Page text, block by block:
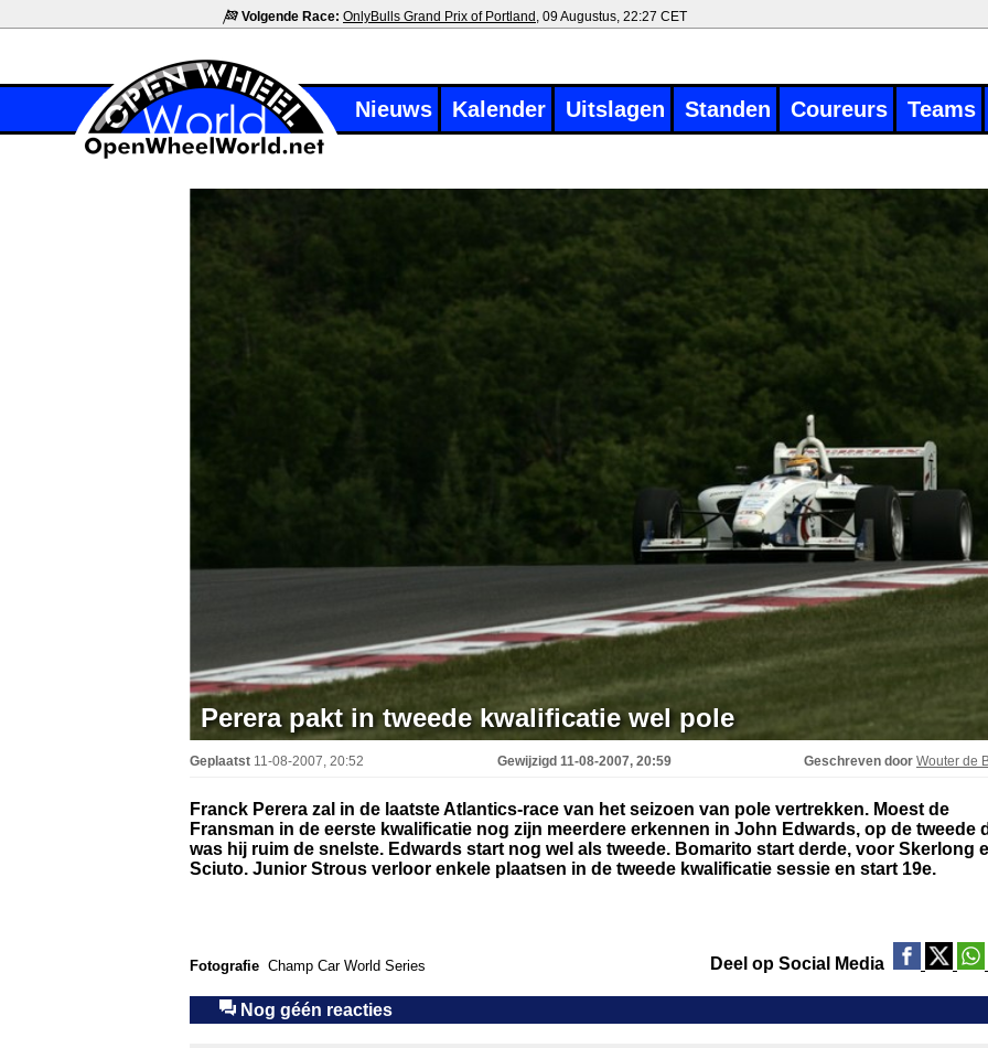
Volgende Race: OnlyBulls Grand Prix of Portland , 09 Augustus, 22:27 CET
Nieuws Kalender Uitslagen Standen Coureurs Teams
Perera pakt in tweede kwalificatie wel pole
Geplaatst 11-08-2007, 20:52 Gewijzigd 11-08-2007, 20:59 Geschreven door Wouter de
Franck Perera zal in de laatste Atlantics-race van het seizoen van pole vertrekken. Moest de
Fransman in de eerste kwalificatie nog zijn meerdere erkennen in John Edwards, op de tweede
was hij ruim de snelste. Edwards start nog wel als tweede. Bomarito start derde, voor Skerlong
Sciuto. Junior Strous verloor enkele plaatsen in de tweede kwalificatie sessie en start 19e.
Fotografie Champ Car World Series Deel op Social Media
Nog géén reacties